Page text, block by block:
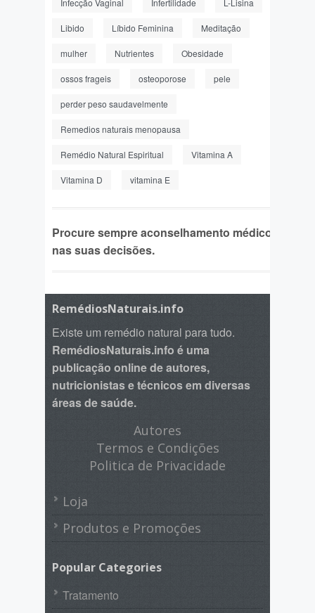
Infecção Vaginal Infertilidade L-Lisina
Libido Líbido Feminina Meditação
mulher Nutrientes Obesidade
ossos frageis osteoporose pele
perder peso saudavelmente
Remedios naturais menopausa
Remédio Natural Espiritual Vitamina A
Vitamina D vitamina E
Procure sempre aconselhamento médico
nas suas decisões.
RemédiosNaturais.info
Existe um remédio natural para tudo.
RemédiosNaturais.info é uma
publicação online de autores,
nutricionistas e técnicos em diversas
áreas de saúde.
Autores
Termos e Condições
Politica de Privacidade
Loja
Produtos e Promoções
Popular Categories
Tratamento